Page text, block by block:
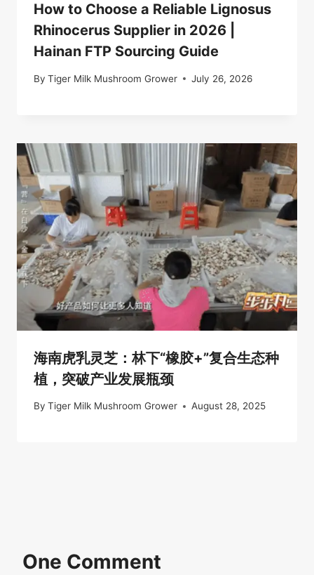
How to Choose a Reliable Lignosus
Rhinocerus Supplier in 2026 |
Hainan FTP Sourcing Guide
By Tiger Milk Mushroom Grower July 26, 2026
海南虎乳灵芝：林下“橡胶+”复合生态种
植，突破产业发展瓶颈
By Tiger Milk Mushroom Grower August 28, 2025
One Comment